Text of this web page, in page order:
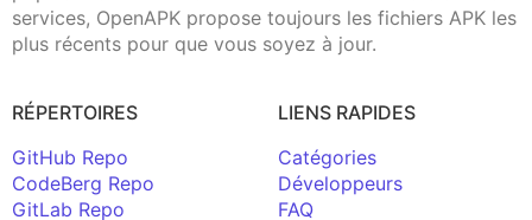
services, OpenAPK propose toujours les fichiers APK les
plus récents pour que vous soyez à jour.
RÉPERTOIRES
GitHub Repo
CodeBerg Repo
GitLab Repo
LIENS RAPIDES
Catégories
Développeurs
FAQ